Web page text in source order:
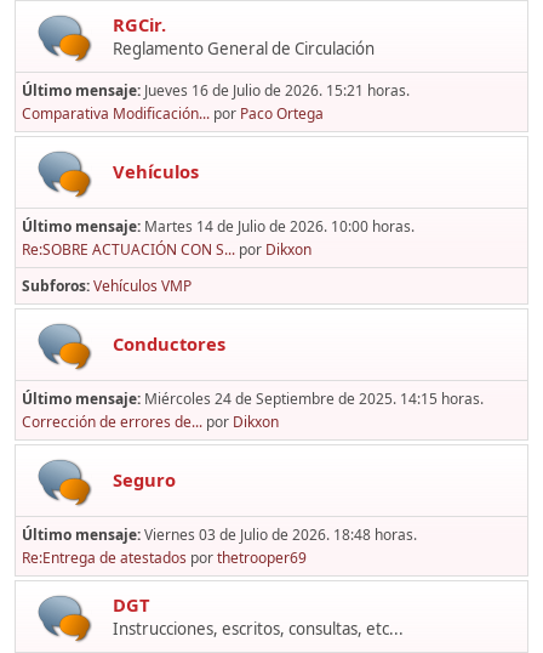
RGCir.
Reglamento General de Circulación
Último mensaje: Jueves 16 de Julio de 2026. 15:21 horas.
Comparativa Modificación... por Paco Ortega
Vehículos
Último mensaje: Martes 14 de Julio de 2026. 10:00 horas.
Re:SOBRE ACTUACIÓN CON S... por Dikxon
Subforos Vehículos VMP
Conductores
Último mensaje: Miércoles 24 de Septiembre de 2025. 14:15 horas.
Corrección de errores de... por Dikxon
Seguro
Último mensaje:Viernes 03 de Julio de 2026. 18:48 horas.
Re:Entrega de atestados porthetrooper69
DGT
Instrucciones, escritos, consultas, etc...